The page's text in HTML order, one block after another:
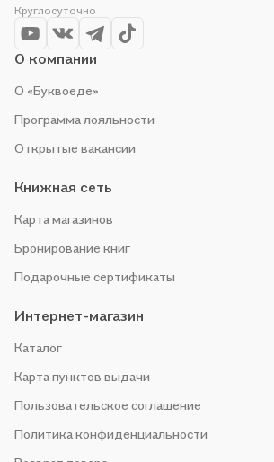
Круглосуточно
О компании
О «Буквоеде»
Программа лояльности
Открытые вакансии
Книжная сеть
Карта магазинов
Бронирование книг
Подарочные сертификаты
Интернет-магазин
Каталог
Карта пунктов выдачи
Пользовательское соглашение
Политика конфиденциальности